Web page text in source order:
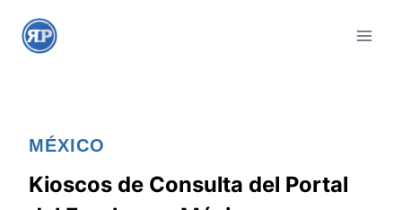
MÉXICO
Kioscos de Consulta del Portal